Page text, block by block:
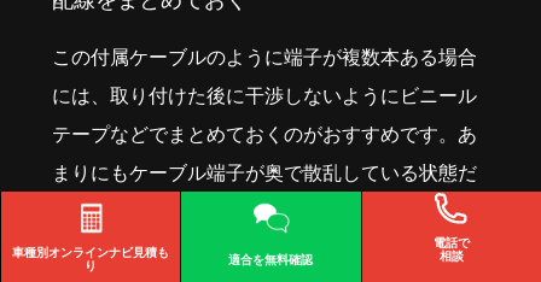
この付属ケーブルのように端子が複数本ある場合
には、取り付けた後に干渉しないようにビニール
テープなどでまとめておくのがおすすめです。あ
まりにもケーブル端子が奥で散乱している状態だ
と、アイドリング時などに端子同士が当たって異
音を発生することもあります。ナビそのものの動
車種別オンラインナビ見積も
り 適合を無料確認
電話で
相談